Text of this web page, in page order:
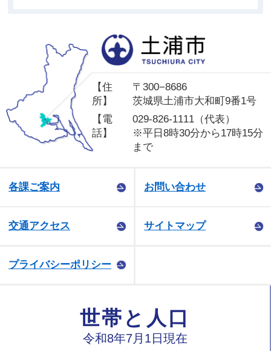
【住
所】
〒300−8686
茨城県土浦市大和町9番1号
【電
話】
029-826-1111（代表）
※平日8時30分から17時15分
まで
各課ご案内 お問い合わせ
交通アクセス サイトマップ
プライバシーポリシー